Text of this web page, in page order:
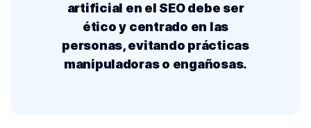
artificial en el SEO debe ser
ético y centrado en las
personas, evitando prácticas
manipuladoras o engañosas.